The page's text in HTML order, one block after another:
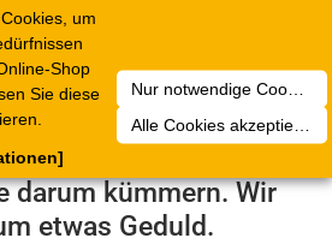
um
Shop
Sie diese
Nur notwendige Cookies akzeptieren
Alle Cookies akzeptieren
technischer Fehler
Service-Team wird
darum kümmern. Wir
etwas Geduld.